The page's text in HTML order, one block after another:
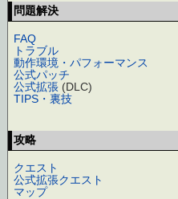
問題解決
FAQ
トラブル
動作環境・パフォーマンス
公式パッチ
公式拡張 (DLC)
TIPS・裏技
攻略
クエスト
公式拡張クエスト
マップ